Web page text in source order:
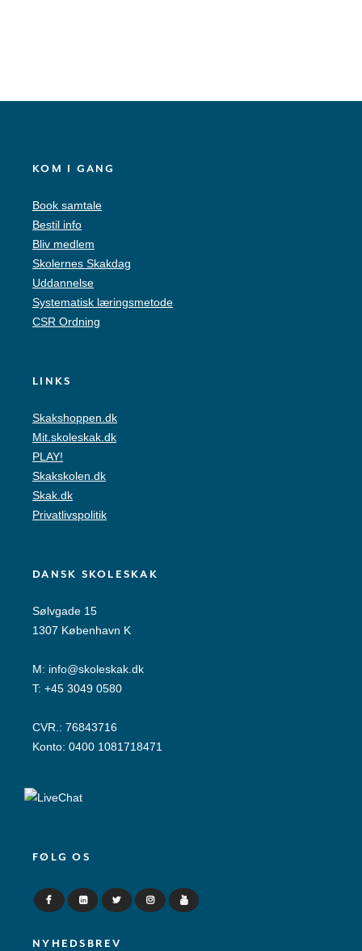
KOM I GANG
Book samtale
Bestil info
Bliv medlem
Skolernes Skakdag
Uddannelse
Systematisk læringsmetode
CSR Ordning
LINKS
Skakshoppen.dk
Mit.skoleskak.dk
PLAY!
Skakskolen.dk
Skak.dk
Privatlivspolitik
DANSK SKOLESKAK
Sølvgade 15
1307 København K
M: info@skoleskak.dk
T: +45 3049 0580
CVR.: 76843716
Konto: 0400 1081718471
FØLG OS
NYHEDSBREV